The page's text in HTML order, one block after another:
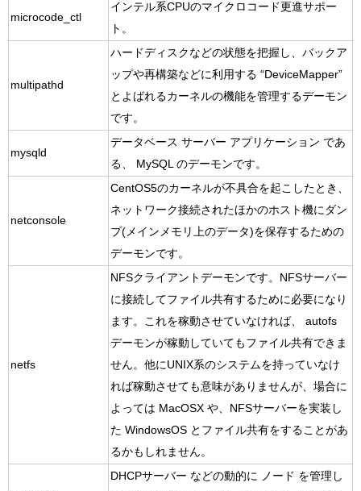
microcode_ctl
インテル系CPUのマイクロコード更進サポー
ト。
multipathd
ハードディスクなどの状態を把握し、バックア
ップや再構築などに利用する “DeviceMapper”
とよばれるカーネルの機能を管理するデーモン
です。
mysqld
データベース サーバー アプリケーション であ
る、 MySQL のデーモンです。
netconsole
CentOS5のカーネルが不具合を起こしたとき、
ネットワーク接続されたほかのホスト機にダン
プ(メインメモリ上のデータ)を保存するための
デーモンです。
netfs
NFSクライアントデーモンです。NFSサーバー
に接続してファイル共有するために必要になり
ます。これを稼動させていなければ、 autofs
デーモンが稼動していてもファイル共有できま
せん。他にUNIX系のシステムを持っていなけ
れば稼動させても意味がありませんが、場合に
よっては MacOSX や、NFSサーバーを実装し
た WindowsOS とファイル共有をすることがあ
るかもしれません。
DHCPサーバー などの動的に ノード を管理し